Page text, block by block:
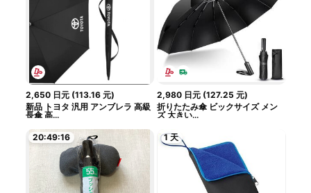
2,650 日元(113.16 元)
新品 トヨタ 汎用 アンブレラ 高級
長傘 高...
2,980 日元 (127.25 元)
折りたたみ傘 ビックサイズ メン
ズ 大きい...
20:49:15 1 天